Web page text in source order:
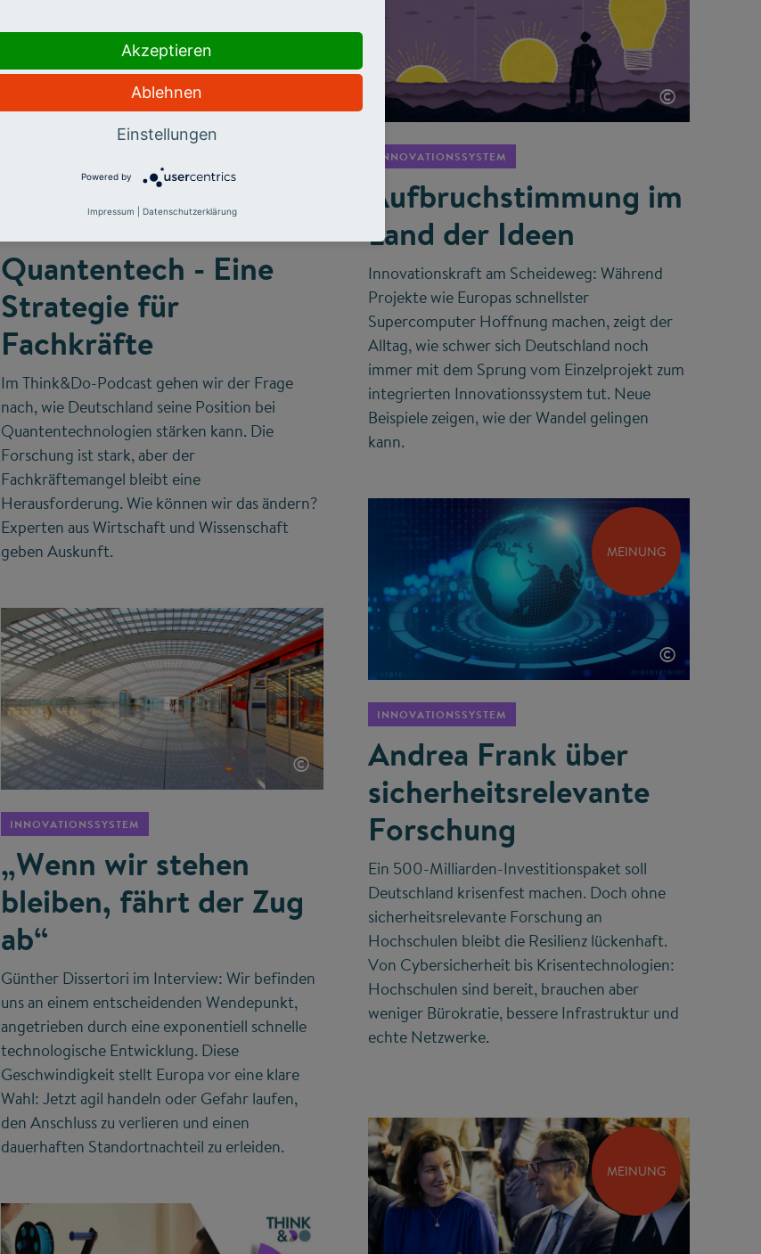
Quantentech - Eine
Strategie für
Fachkräfte
Im Think&Do-Podcast gehen wir der Frage
nach, wie Deutschland seine Position bei
Quantentechnologien stärken kann. Die
Forschung ist stark, aber der
Fachkräftemangel bleibt eine
Herausforderung. Wie können wir das ändern?
Experten aus Wirtschaft und Wissenschaft
geben Auskunft.
©
INNOVATIONSSYSTEM
Aufbruchstimmung im
Land der Ideen
Innovationskraft am Scheideweg: Während
Projekte wie Europas schnellster
Supercomputer Hoffnung machen, zeigt der
Alltag, wie schwer sich Deutschland noch
immer mit dem Sprung vom Einzelprojekt zum
integrierten Innovationssystem tut. Neue
Beispiele zeigen, wie der Wandel gelingen
kann.
©
INNOVATIONSSYSTEM
„Wenn wir stehen
bleiben, fährt der Zug
ab“
Günther Dissertori im Interview: Wir befinden
uns an einem entscheidenden Wendepunkt,
angetrieben durch eine exponentiell schnelle
technologische Entwicklung. Diese
Geschwindigkeit stellt Europa vor eine klare
Wahl: Jetzt agil handeln oder Gefahr laufen,
den Anschluss zu verlieren und einen
dauerhaften Standortnachteil zu erleiden.
MEINUNG
©
INNOVATIONSSYSTEM
Andrea Frank über
sicherheits­relevante
Forschung
Ein 500-Milliarden-Investitionspaket soll
Deutschland krisenfest machen. Doch ohne
sicherheitsrelevante Forschung an
Hochschulen bleibt die Resilienz lückenhaft.
Von Cybersicherheit bis Krisentechnologien:
Hochschulen sind bereit, brauchen aber
weniger Bürokratie, bessere Infrastruktur und
echte Netzwerke.
MEINUNG
Akzeptieren
Ablehnen
Einstellungen
Powered by
Impressum Datenschutzerklärung